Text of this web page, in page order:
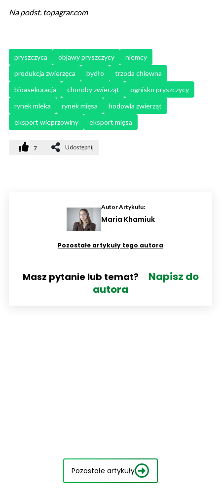
Na podst. topagrar.com
pryszczyca objawy pryszczycy
niemcy
produkcja zwierzęca
bydło
trzoda chlewna
bioasekuracja
choroby zwierząt
ognisko pryszczycy
rynek mleka
rynek mięsa
hodowla zwierząt
eksport wieprzowiny
eksport mięsa
7 Udostępnij
Autor Artykułu:
Maria Khamiuk
Pozostałe artykuły tego autora
Masz pytanie lub temat?
Napisz do
autora
Pozostałe artykuły